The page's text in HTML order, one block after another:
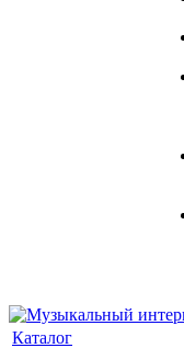
Каталог